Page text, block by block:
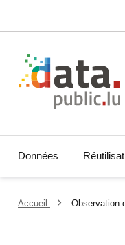
Données
Accueil Observation